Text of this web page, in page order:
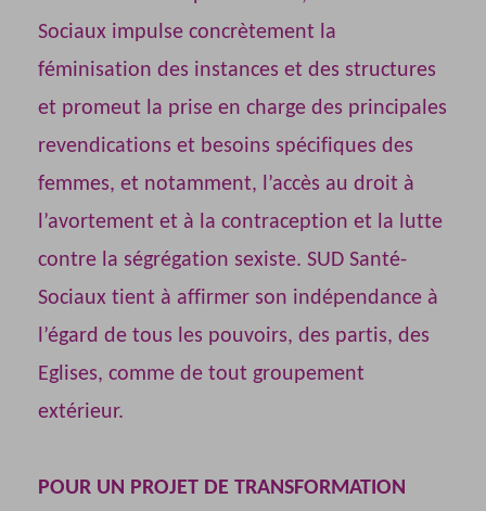
Sociaux impulse concrètement la
féminisation des instances et des structures
et promeut la prise en charge des principales
revendications et besoins spécifiques des
femmes, et notamment, l’accès au droit à
l’avortement et à la contraception et la lutte
contre la ségrégation sexiste. SUD Santé-
Sociaux tient à affirmer son indépendance à
l’égard de tous les pouvoirs, des partis, des
Eglises, comme de tout groupement
extérieur.
POUR UN PROJET DE TRANSFORMATION